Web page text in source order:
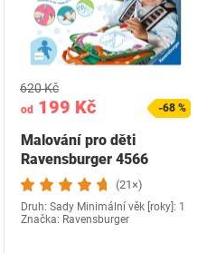
od 199 Kč
620 Kč
-68 %
Malování pro děti
Ravensburger 4566
(21×)
Druh: Sady Minimální věk [roky]: 1
Značka: Ravensburger